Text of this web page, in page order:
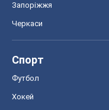
Запоріжжя
Черкаси
Спорт
Футбол
Хокей